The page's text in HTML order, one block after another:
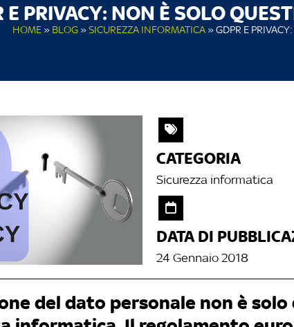
E PRIVACY: NON È SOLO
HOME » BLOG »SICUREZZA INFORMATICA »GDPR E
CATEGORIA
Sicurezza informatica
DATA DI
24 Gennaio 2018
del dato personale non è